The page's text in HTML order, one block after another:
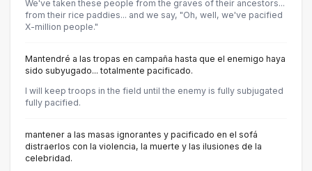
We've taken these people from the graves of their ancestors...
from their rice paddies... and we say, "Oh, well, we've pacified
X-million people."
Mantendré a las tropas en campaña hasta que el enemigo haya
sido subyugado... totalmente pacificado.
I will keep troops in the field until the enemy is fully subjugated
fully pacified.
mantener a las masas ignorantes y pacificado en el sofá
distraerlos con la violencia, la muerte y las ilusiones de la
celebridad.